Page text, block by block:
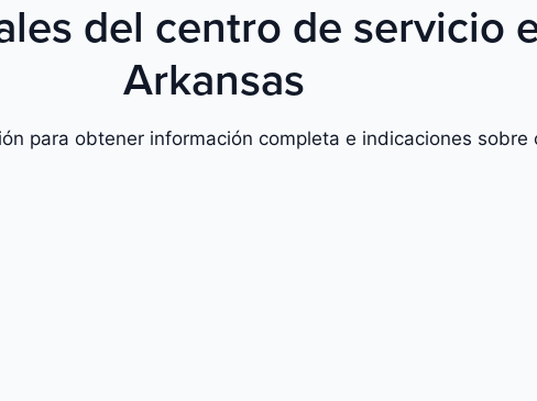
del centro de servicio
Arkansas
para obtener información completa e indicaciones sobre